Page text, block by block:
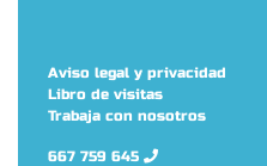
Aviso legal y privacidad
Libro de visitas
Trabaja con nosotros
667 759 645